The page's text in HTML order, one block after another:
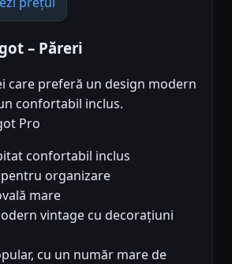
– Păreri
care preferă un design modern
confortabil inclus.
Pro
confortabil inclus
organizare
mare
vintage cu decorațiuni
cu un număr mare de